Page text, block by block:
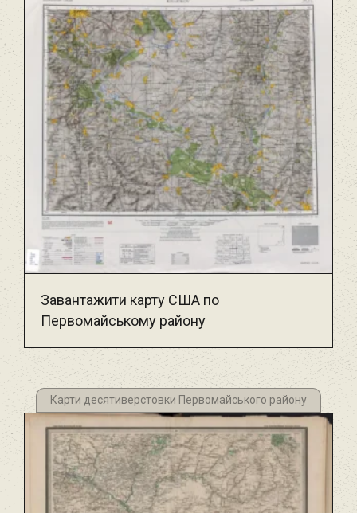
Завантажити карту США по
Первомайському району
Карти десятиверстовки Первомайського району